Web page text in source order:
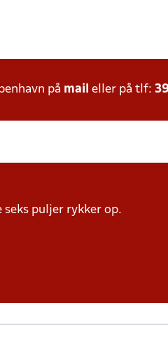
på mail eller på tlf:
seks puljer rykker op.